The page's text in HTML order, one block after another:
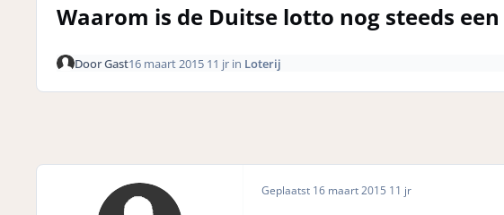
Waarom is de Duitse lotto nog steeds
DoorGast16 maart 2015 11 jrin Loterij
Geplaatst 16 maart 2015 11 jr